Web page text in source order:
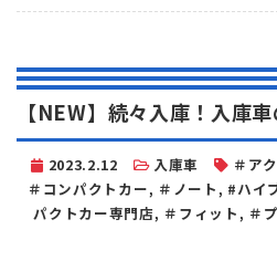
【NEW】続々入庫！入庫
2023.2.12 入庫車 ＃ア
＃コンパクトカー, ＃ノート , #ハイ
パクトカー専門店, ＃フィット , ＃